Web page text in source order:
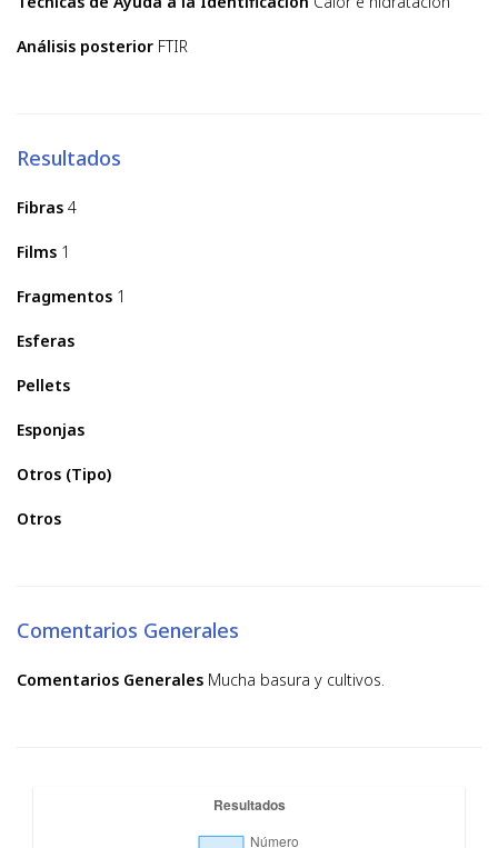
Análisis posterior FTIR
Resultados
Fibras 4
Films 1
Fragmentos 1
Esferas
Pellets
Esponjas
Otros (Tipo)
Otros
Comentarios Generales
Comentarios Generales Mucha basura y cultivos.